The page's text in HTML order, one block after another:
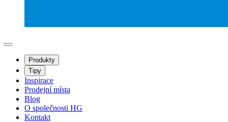
Produkty
Tipy
Inspirace
Prodejní místa
Blog
O společnosti HG
Kontakt